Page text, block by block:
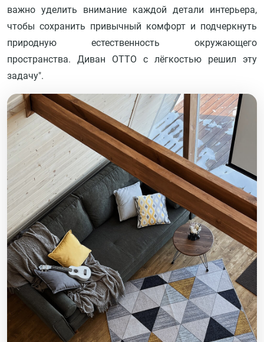
важно уделить внимание каждой детали интерьера,
чтобы сохранить привычный комфорт и подчеркнуть
природную естественность окружающего
пространства. Диван ОТТО с лёгкостью решил эту
задачу".